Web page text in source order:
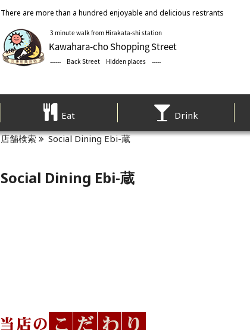
There are more than a hundred enjoyable and delicious restrants
Eat Drink
店舗検索 Social Dining Ebi-蔵
Social Dining Ebi-蔵